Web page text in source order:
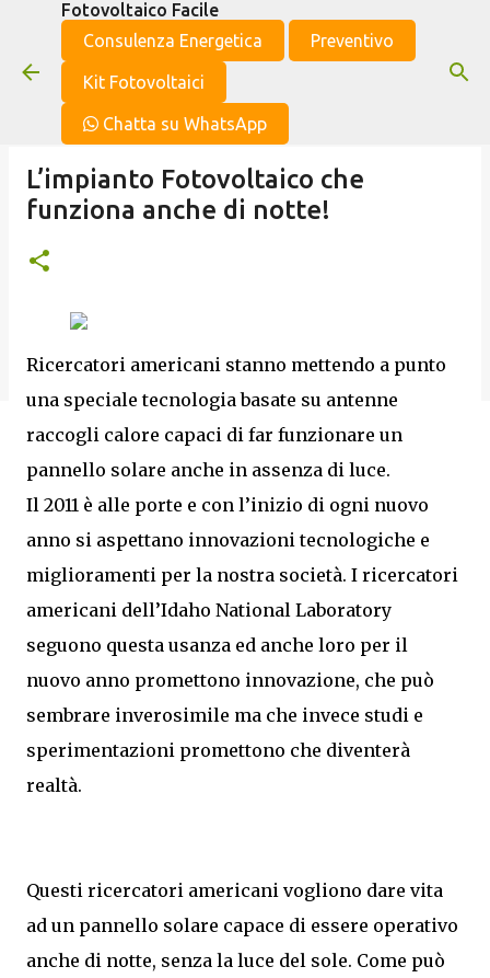
Passa ai contenuti principali
Fotovoltaico Facile
Consulenza Energetica
Preventivo
Kit Fotovoltaici
Chatta su WhatsApp
L’impianto Fotovoltaico che
funziona anche di notte!
Ricercatori americani stanno mettendo a punto
una speciale tecnologia basate su antenne
raccogli calore capaci di far funzionare un
pannello solare anche in assenza di luce.
Il 2011 è alle porte e con l’inizio di ogni nuovo
anno si aspettano innovazioni tecnologiche e
miglioramenti per la nostra società. I ricercatori
americani dell’Idaho National Laboratory
seguono questa usanza ed anche loro per il
nuovo anno promettono innovazione, che può
sembrare inverosimile ma che invece studi e
sperimentazioni promettono che diventerà
realtà.
Questi ricercatori americani vogliono dare vita
ad un pannello solare capace di essere operativo
anche di notte, senza la luce del sole. Come può